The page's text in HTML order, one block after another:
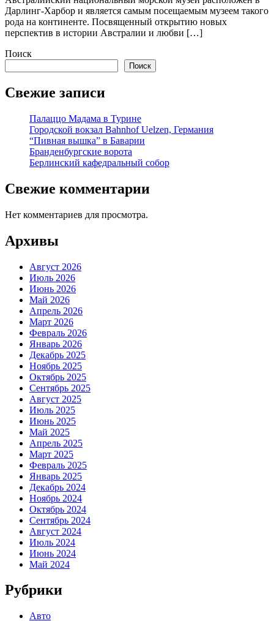
Дарлинг-Харбор и является самым посещаемым музеем такого
рода на континенте. Посвященный открытию новых
перспектив в истории Австралии и любви […]
Поиск
Поиск
Свежие записи
Палаццо Мадама в Турине
Городской вокзал Bahnhof Uelzen, Германия
“Пивная вышка” в Баварии
Бранденбургские ворота
Берлинский кафедральный собор
Свежие комментарии
Нет комментариев для просмотра.
Архивы
Август 2026
Июль 2026
Июнь 2026
Май 2026
Апрель 2026
Март 2026
Февраль 2026
Январь 2026
Декабрь 2025
Ноябрь 2025
Октябрь 2025
Сентябрь 2025
Август 2025
Июль 2025
Июнь 2025
Май 2025
Апрель 2025
Март 2025
Февраль 2025
Январь 2025
Декабрь 2024
Ноябрь 2024
Октябрь 2024
Сентябрь 2024
Август 2024
Июль 2024
Июнь 2024
Май 2024
Рубрики
Авто